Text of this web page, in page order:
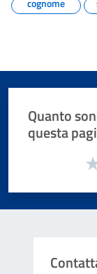
cognome
Quanto
questa
Valuta da 1 a 5